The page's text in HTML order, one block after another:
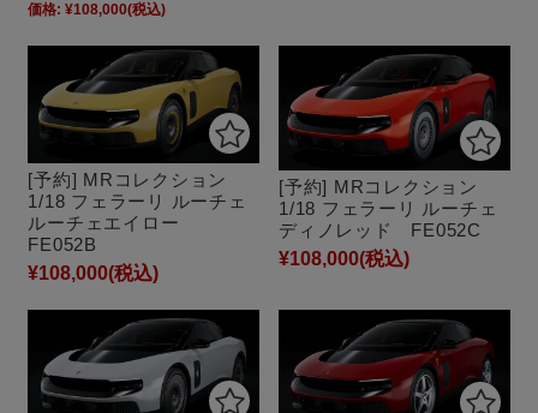
価格: ¥108,000(税込)
[予約] MRコレクション
1/18 フェラーリ ルーチェ
ルーチェエイロー
FE052B
¥108,000(税込)
[予約] MRコレクション
1/18 フェラーリ ルーチェ
ディノレッド FE052C
¥108,000(税込)